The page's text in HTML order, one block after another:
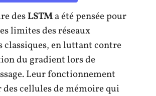
desLSTMa été pensée pour
limites des réseaux
classiques, en luttant contre
du gradient lors de
Leur fonctionnement
des cellules de mémoire qui